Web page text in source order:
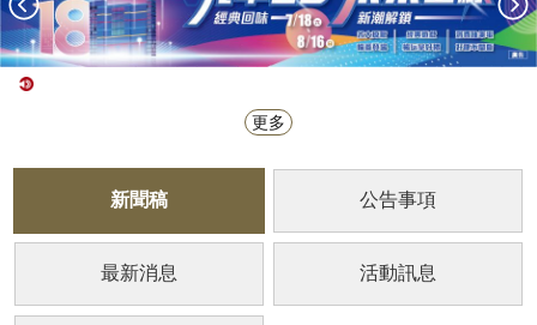
更多
新聞稿 公告事項
最新消息 活動訊息